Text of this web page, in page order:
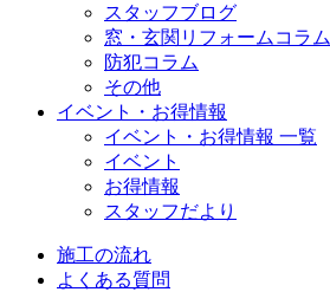
スタッフブログ
窓・玄関リフォームコラム
防犯コラム
その他
イベント・お得情報
イベント・お得情報 一覧
イベント
お得情報
スタッフだより
施工の流れ
よくある質問